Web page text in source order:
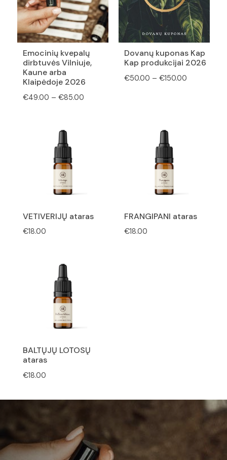
Emocinių kvepalų
dirbtuvės Vilniuje,
Kaune arba
Klaipėdoje 2026
€49.00 – €85.00
Dovanų kuponas Kap
Kap produkcijai 2026
€50.00 – €150.00
VETIVERIJŲ ataras
€18.00
FRANGIPANI ataras
€18.00
BALTŲJŲ LOTOSŲ
ataras
€18.00